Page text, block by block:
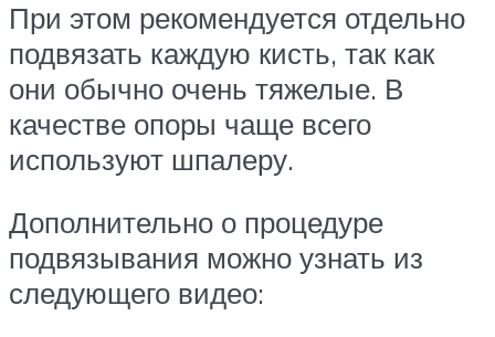
При этом рекомендуется отдельно
подвязать каждую кисть, так как
они обычно очень тяжелые. В
качестве опоры чаще всего
используют шпалеру.
Дополнительно о процедуре
подвязывания можно узнать из
следующего видео: